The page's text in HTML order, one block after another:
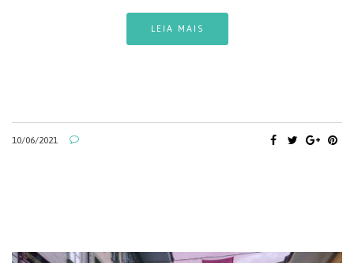
LEIA MAIS
10/06/2021